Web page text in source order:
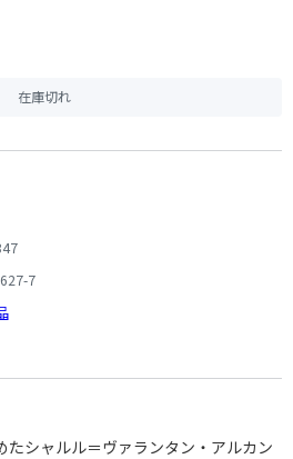
在庫切れ
7
たシャルル＝ヴァランタン・アルカン